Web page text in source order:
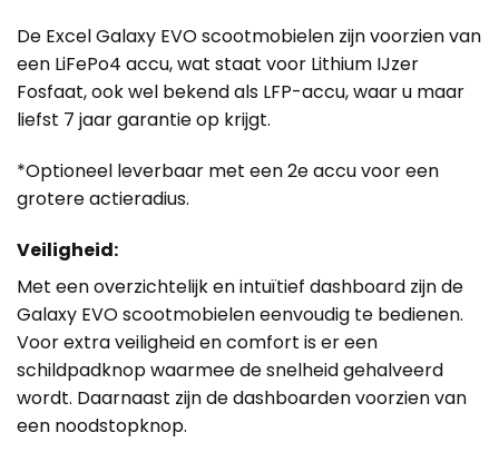
De Excel Galaxy EVO scootmobielen zijn voorzien van
een LiFePo4 accu, wat staat voor Lithium IJzer
Fosfaat, ook wel bekend als LFP-accu, waar u maar
liefst 7 jaar garantie op krijgt.
*Optioneel leverbaar met een 2e accu voor een
grotere actieradius.
Veiligheid:
Met een overzichtelijk en intuïtief dashboard zijn de
Galaxy EVO scootmobielen eenvoudig te bedienen.
Voor extra veiligheid en comfort is er een
schildpadknop waarmee de snelheid gehalveerd
wordt. Daarnaast zijn de dashboarden voorzien van
een noodstopknop.